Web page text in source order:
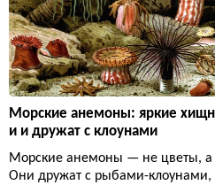
Морские анемоны: яркие
и и дружат с клоунами
Морские анемоны — не цветы, а
Они дружат с рыбами-клоунами,